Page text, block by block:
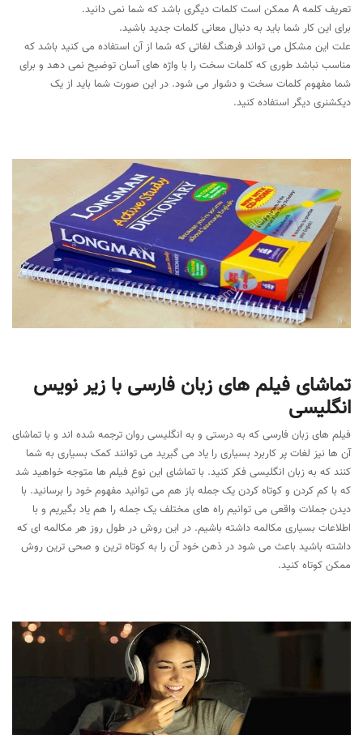
تعریف کلمه A ممکن است کلمات دیگری باشد که شما نمی دانید.
برای این کار شما باید به دنبال معانی کلمات جدید باشید.
علت این مشکل می تواند فرهنگ لغاتی که شما از آن استفاده می کنید باشد که
مناسب نباشد طوری که کلمات سخت را با واژه های آسان توضیح نمی دهد و برای
شما مفهوم کلمات سخت و دشوار می شود. در این صورت شما باید از یک
دیکشنری دیگر استفاده کنید.
تماشای فیلم های زبان فارسی با زیر نویس
انگلیسی
فیلم های زبان فارسی که به درستی و به انگلیسی روان ترجمه شده اند و با تماشای
آن ها نیز لغات پر کاربرد بسیاری را یاد می گیرید می توانند کمک بسیاری به شما
کنند که به زبان انگلیسی فکر کنید. با تماشای این نوع فیلم ها متوجه خواهید شد
که با کم کردن و کوتاه کردن یک جمله باز هم می توانید مفهوم خود را برسانید. با
دیدن جملات واقعی می توانیم راه های مختلف یک جمله را هم یاد بگیریم و با
اطلاعات بسیاری مکالمه داشته باشیم. در این روش در طول روز هر مکالمه ای که
داشته باشید باعث می شود در ذهن خود آن را به کوتاه ترین و صحی ترین روش
ممکن کوتاه کنید.